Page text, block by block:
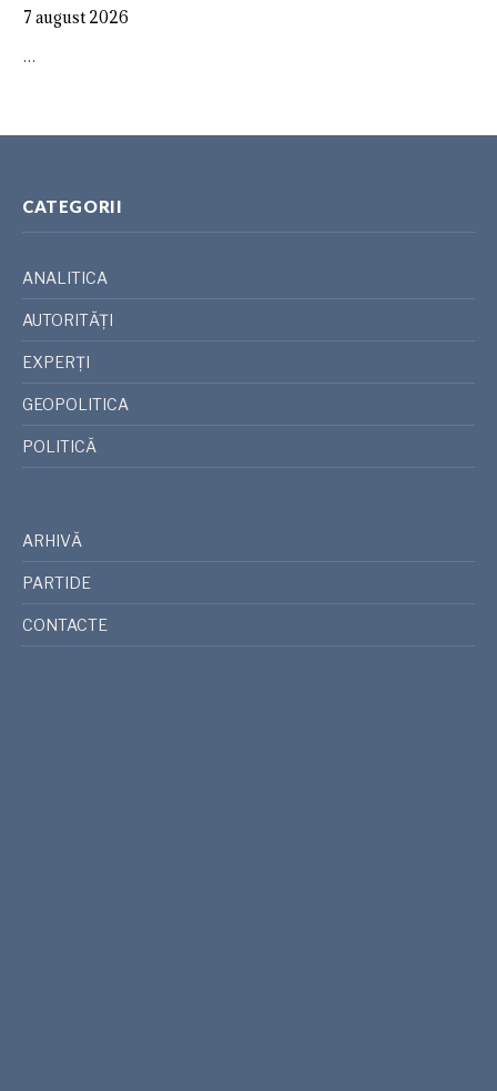
7 august 2026
…
CATEGORII
ANALITICA
AUTORITĂȚI
EXPERȚI
GEOPOLITICA
POLITICĂ
ARHIVĂ
PARTIDE
CONTACTE